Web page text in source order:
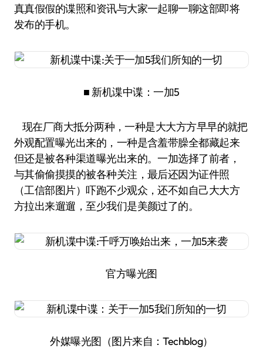
真真假假的谍照和资讯与大家一起聊一聊这部即将
发布的手机。
■ 新机谍中谍：一加5
现在厂商大抵分两种，一种是大大方方早早的就把
外观配置曝光出来的，一种是含羞带臊全都藏起来
但还是被各种渠道曝光出来的。一加选择了前者，
与其偷偷摸摸的被各种关注，最后还因为证件照
（工信部图片）吓跑不少观众，还不如自己大大方
方拉出来遛遛，至少我们是美颜过了的。
官方曝光图
外媒曝光图（图片来自：Techblog）